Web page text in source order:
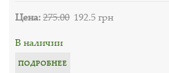
Цена:275.00 192.5 грн
В наличии
ПОДРОБНЕЕ